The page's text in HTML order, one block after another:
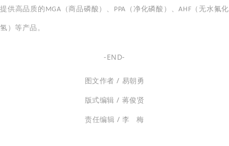
提供高品质的 MGA （商品磷酸）、 PPA （净化磷酸）、AHF （无水氟化
氢）等产品。
-END-
图文作者 / 易朝勇
版式编辑 / 蒋俊贤
责任编辑 / 李 梅